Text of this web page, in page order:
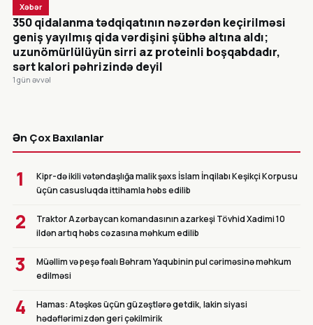
Xəbər
350 qidalanma tədqiqatının nəzərdən keçirilməsi
geniş yayılmış qida vərdişini şübhə altına aldı;
uzunömürlülüyün sirri az proteinli boşqabdadır,
sərt kalori pəhrizində deyil
1 gün əvvəl
Ən Çox Baxılanlar
1
Kipr-də ikili vətəndaşlığa malik şəxs İslam İnqilabı Keşikçi Korpusu
üçün casusluqda ittihamla həbs edilib
2
Traktor Azərbaycan komandasının azarkeşi Tövhid Xadimi 10
ildən artıq həbs cəzasına məhkum edilib
3
Müəllim və peşə fəalı Bəhram Yaqubinin pul cəriməsinə məhkum
edilməsi
4
Hamas: Atəşkəs üçün güzəştlərə getdik, lakin siyasi
hədəflərimizdən geri çəkilmirik